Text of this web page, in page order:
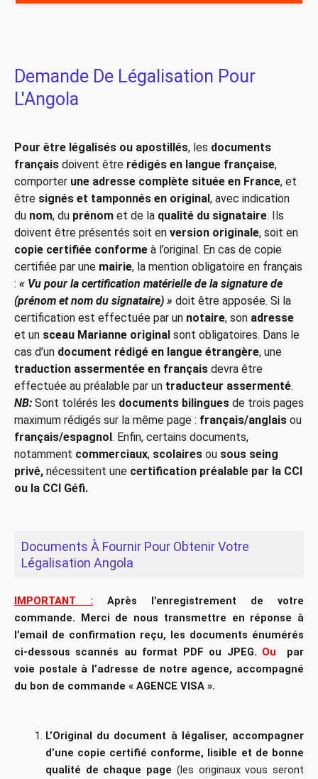
Demande De Légalisation Pour
L'Angola
Pour être légalisés ou apostillés, les documents
français doivent être rédigés en langue française,
comporter une adresse complète située en France, et
être signés et tamponnés en original, avec indication
du nom, du prénom et de la qualité du signataire. Ils
doivent être présentés soit en version originale, soit en
copie certifiée conforme à l’original. En cas de copie
certifiée par une mairie, la mention obligatoire en français
: « Vu pour la certification matérielle de la signature de
(prénom et nom du signataire) » doit être apposée. Si la
certification est effectuée par un notaire, son adresse
et un sceau Marianne original sont obligatoires. Dans le
cas d’un document rédigé en langue étrangère, une
traduction assermentée en français devra être
effectuée au préalable par un traducteur assermenté.
NB: Sont tolérés les documents bilingues de trois pages
maximum rédigés sur la même page : français/anglais ou
français/espagnol. Enfin, certains documents,
notamment commerciaux, scolaires ou sous seing
privé, nécessitent une certification préalable par la CCI
ou la CCI Géfi.
Documents À Fournir Pour Obtenir Votre
Légalisation Angola
IMPORTANT : Après l’enregistrement de votre
commande. Merci de nous transmettre en réponse à
l’email de confirmation reçu, les documents énumérés
ci-dessous scannés au format PDF ou JPEG. Ou par
voie postale à l’adresse de notre agence, accompagné
du bon de commande « AGENCE VISA ».
L’Original du document à légaliser, accompagner
d’une copie certifié conforme, lisible et de bonne
qualité de chaque page (les originaux vous seront